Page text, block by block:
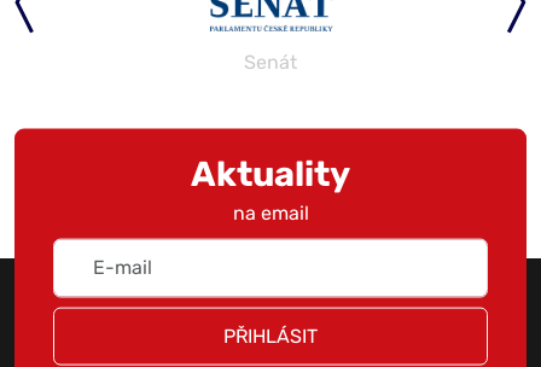
Senát
Aktuality
na email
PŘIHLÁSIT